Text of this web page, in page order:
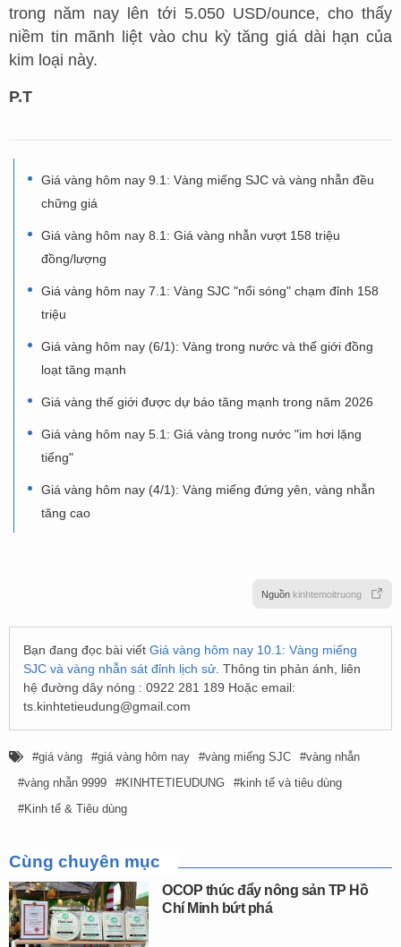
trong năm nay lên tới 5.050 USD/ounce, cho thấy
niềm tin mãnh liệt vào chu kỳ tăng giá dài hạn của
kim loại này.
P.T
Giá vàng hôm nay 9.1: Vàng miếng SJC và vàng nhẫn đều
chững giá
Giá vàng hôm nay 8.1: Giá vàng nhẫn vượt 158 triệu
đồng/lượng
Giá vàng hôm nay 7.1: Vàng SJC "nổi sóng" chạm đỉnh 158
triệu
Giá vàng hôm nay (6/1): Vàng trong nước và thế giới đồng
loạt tăng mạnh
Giá vàng thế giới được dự báo tăng mạnh trong năm 2026
Giá vàng hôm nay 5.1: Giá vàng trong nước "im hơi lặng
tiếng"
Giá vàng hôm nay (4/1): Vàng miếng đứng yên, vàng nhẫn
tăng cao
Nguồn kinhtemoitruong
Bạn đang đọc bài viết Giá vàng hôm nay 10.1: Vàng miếng
SJC và vàng nhẫn sát đỉnh lịch sử . Thông tin phản ánh, liên
hệ đường dây nóng : 0922 281 189 Hoặc email:
ts.kinhtetieudung@gmail.com
giá vàng giá vàng hôm nay vàng miếng SJC
vàng nhẫn
vàng nhẫn 9999
KINHTETIEUDUNG
kinh tế và tiêu dùng
Kinh tế & Tiêu dùng
Cùng chuyên mục
OCOP thúc đẩy nông sản TP Hồ
Chí Minh bứt phá